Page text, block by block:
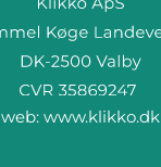
web: www.klikko.dk